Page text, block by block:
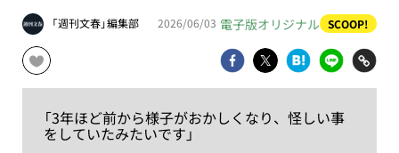
「週刊文春」編集部 2026/06/03 電子版オリジナル SCOOP!
「3年ほど前から様子がおかしくなり、怪しい事
をしていたみたいです」